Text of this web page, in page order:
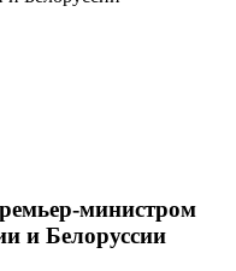
министром
и Белоруссии